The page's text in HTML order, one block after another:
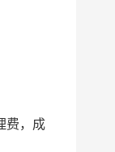
费， 成